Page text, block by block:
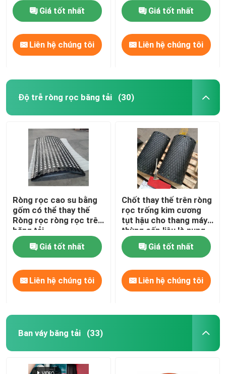
Giá tốt nhất
Liên hệ chúng tôi
Giá tốt nhất
Liên hệ chúng tôi
Độ trễ ròng rọc băng tải (30)
Ròng rọc cao su bằng
gốm có thể thay thế
Ròng rọc ròng rọc trên
băng tải
Giá tốt nhất
Liên hệ chúng tôi
Chốt thay thế trên ròng
rọc trống kim cương
tụt hậu cho thang máy
thùng cấp liệu lò nung
Giá tốt nhất
Liên hệ chúng tôi
Ban váy băng tải (33)